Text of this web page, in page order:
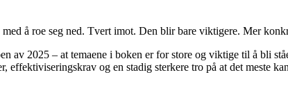
å roe seg ned. Tvert imot. Den blir bare viktigere. Mer
av 2025 – at temaene i boken er for store og viktige til å bli
og en stadig sterkere tro på at det meste